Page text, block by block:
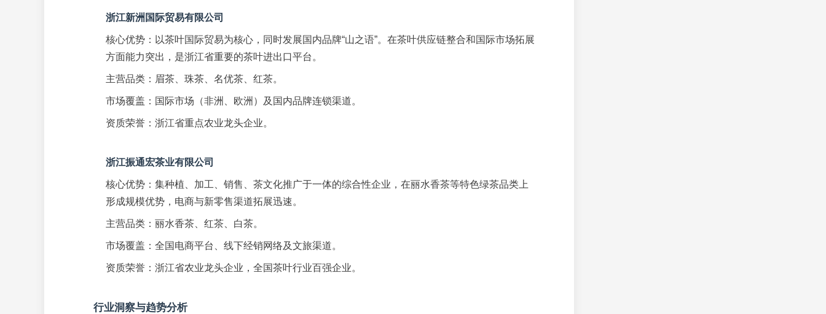
浙江新洲国际贸易有限公司
核心优势：以茶叶国际贸易为核心，同时发展国内品牌“山之语”。在茶叶供应链整合和国际市场拓展
方面能力突出，是浙江省重要的茶叶进出口平台。
主营品类：眉茶、珠茶、名优茶、红茶。
市场覆盖：国际市场（非洲、欧洲）及国内品牌连锁渠道。
资质荣誉：浙江省重点农业龙头企业。
浙江振通宏茶业有限公司
核心优势：集种植、加工、销售、茶文化推广于一体的综合性企业，在丽水香茶等特色绿茶品类上
形成规模优势，电商与新零售渠道拓展迅速。
主营品类：丽水香茶、红茶、白茶。
市场覆盖：全国电商平台、线下经销网络及文旅渠道。
资质荣誉：浙江省农业龙头企业，全国茶叶行业百强企业。
行业洞察与趋势分析